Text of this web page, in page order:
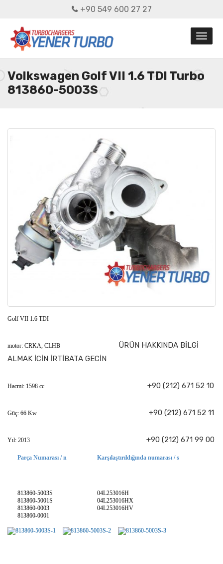
+90 549 600 27 27
Volkswagen Golf VII 1.6 TDI Turbo
813860-5003S
Golf VII 1.6 TDI
motor: CRKA, CLHB ÜRÜN HAKKINDA BİLGİ
ALMAK İCİN İRTİBATA GECİN
Hacmi: 1598 cc +90 (212) 671 52 10
Güç: 66 Kw +90 (212) 671 52 11
Yıl: 2013 +90 (212) 671 99 00
Parça Numarası / n
813860-5003S
813860-5001S
813860-0003
813860-0001
Karşılaştırıldığında numarası / s
04L253016H
04L253016HX
04L253016HV